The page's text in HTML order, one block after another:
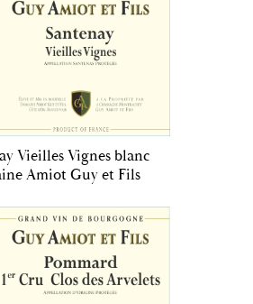
Vieilles Vignes blanc
Amiot Guy et Fils